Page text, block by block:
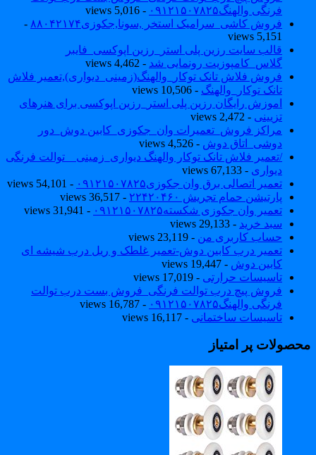
فرنگی والهنگ۰۹۱۲۱۵۰۷۸۲۵
- 5,016 views
فروش کاشی_سرامیک استخر ,سونا,جکوزی۸۸۰۴۲۱۷۴
-
5,151 views
قالب سایت رزین پلی استر_رزین اپوکسی_فایبر
گلاس_کامپوزیت رونمایی شد- 4,462 views
فروش فلاش تانک توکار_والهنگ(زمینی_دیواری),تعمیر فلاش
تانک توکار_والهنگ- 10,506 views
اموزش رایگان رزین پلی استر_رزین اپوکسی برای هنرهای
تزیینی- 2,472 views
مراکز فروش_تعمیرات وان_جکوزی_کابین دوش_دور
دوشی_اتاق دوش- 4,526 views
/تعمیر فلاش تانک توکار والهنگ دیواری_زمینی _ توالت فرنگی
دیواری - 67,133 views
تعمیر اتصالی برق وان جکوزی۰۹۱۲۱۵۰۷۸۲۵
- 54,101 views
پارتیشن حمام تجریش ۲۲۴۲۰۴۶۰
- 36,517 views
تعمیر وان جکوزی شکسته۰۹۱۲۱۵۰۷۸۲۵
- 31,941 views
سبد خرید - 29,133 views
حساب کاربری من- 23,119 views
تعمیر درب کابین دوش-تعمیر غلطک و ریل درب شیشه ای
کابین دوش- 19,447 views
تاسیسات حرارتی- 17,019 views
فروش پیچ درب توالت فرنگی_فروش بست درب توالت
فرنگی والهنگ۰۹۱۲۱۵۰۷۸۲۵
- 16,787 views
تاسیسات ساختمانی- 16,117 views
پر امتیاز